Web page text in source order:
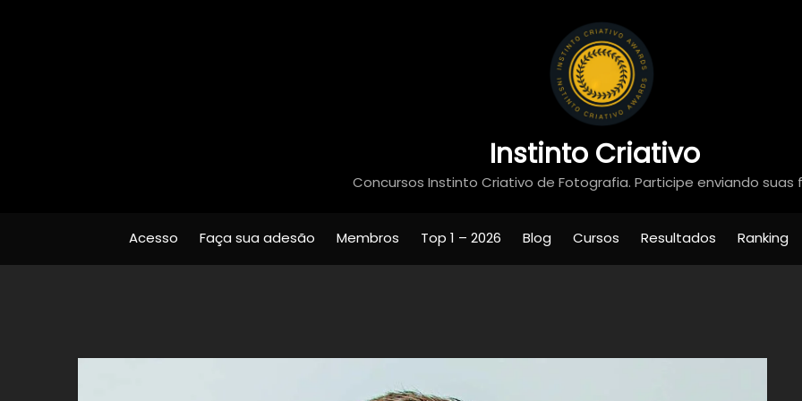
Instinto Criativo
Concursos Instinto Criativo de Fotografia. Participe enviando suas
Acesso Faça sua adesão Membros Top 1 – 2026 Blog Cursos Resultados Ranking